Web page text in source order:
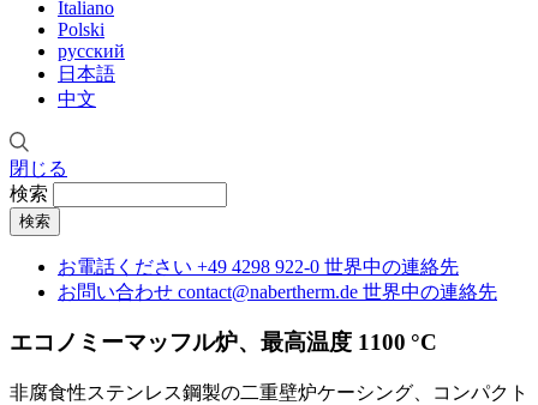
Italiano
Polski
русский
日本語
中文
閉じる
検索
お電話ください +49 4298 922-0 世界中の連絡先
お問い合わせ contact@nabertherm.de 世界中の連絡先
エコノミーマッフル炉、最高温度 1100 °C
非腐食性ステンレス鋼製の二重壁炉ケーシング、コンパクト